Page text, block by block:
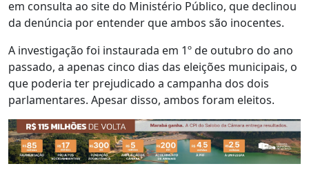
em consulta ao site do Ministério Público, que declinou
da denúncia por entender que ambos são inocentes.
A investigação foi instaurada em 1º de outubro do ano
passado, a apenas cinco dias das eleições municipais, o
que poderia ter prejudicado a campanha dos dois
parlamentares. Apesar disso, ambos foram eleitos.